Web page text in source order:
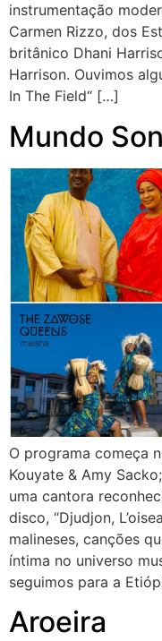
instrumentação
Carmen Rizzo, dos
britânico Dhani
Harrison. Ouvimos
In The Field“ […]
Mundo
O programa começa
Kouyate & Amy
uma cantora
disco, “Djudjon,
malineses, canções
íntima no universo
seguimos para a
Aroeira